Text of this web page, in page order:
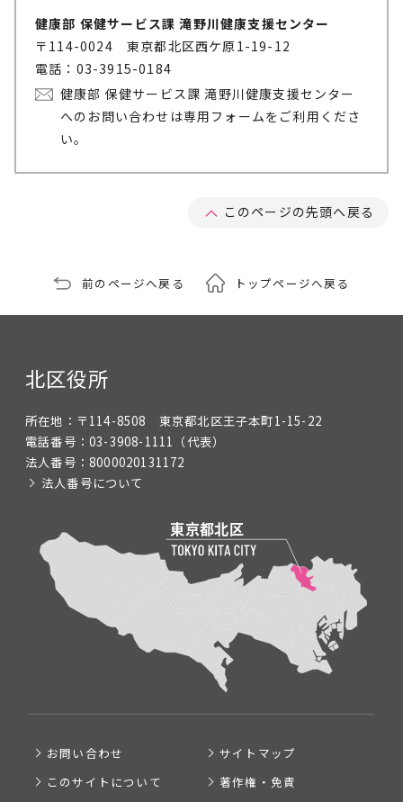
健康部 保健サービス課 滝野川健康支援センター
〒114-0024 東京都北区西ケ原1-19-12
電話：03-3915-0184
健康部 保健サービス課 滝野川健康支援センター
へのお問い合わせは専用フォームをご利用くださ
い。
このページの先頭へ戻る
前のページへ戻る トップページへ戻る
北区役所
所在地： 〒114-8508 東京都北区王子本町1-15-22
電話番号： 03-3908-1111 （代表）
法人番号： 8000020131172
法人番号について
お問い合わせ
サイトマップ
このサイトについて
著作権・免責